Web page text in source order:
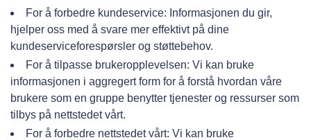
For å forbedre kundeservice: Informasjonen du gir,
hjelper oss med å svare mer effektivt på dine
kundeserviceforespørsler og støttebehov.
For å tilpasse brukeropplevelsen: Vi kan bruke
informasjonen i aggregert form for å forstå hvordan våre
brukere som en gruppe benytter tjenester og ressurser som
tilbys på nettstedet vårt.
For å forbedre nettstedet vårt: Vi kan bruke